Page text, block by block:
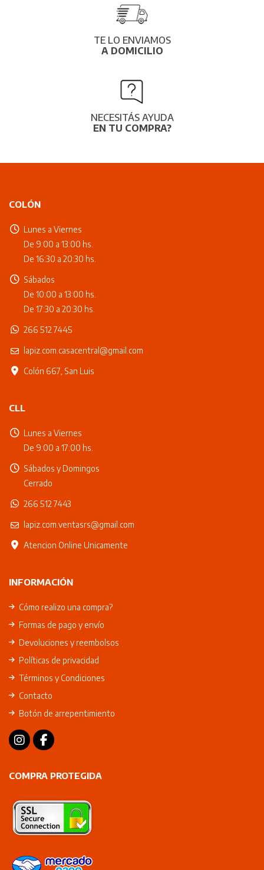
TE LO ENVIAMOS
A DOMICILIO
NECESITÁS AYUDA
EN TU COMPRA?
COLÓN
Lunes a Viernes
De 9:00 a 13:00 hs.
De 16:30 a 20:30 hs.
Sábados
De 10:00 a 13:00 hs.
De 17:30 a 20:30 hs.
266 512 7445
lapiz.com.casacentral@gmail.com
Colón 667, San Luis
CLL
Lunes a Viernes
De 9:00 a 17:00 hs.
Sábados y Domingos
Cerrado
266 512 7443
lapiz.com.ventasrs@gmail.com
Atencion Online Unicamente
INFORMACIÓN
Cómo realizo una compra?
Formas de pago y envío
Devoluciones y reembolsos
Políticas de privacidad
Términos y Condiciones
Contacto
Botón de arrepentimiento
COMPRA PROTEGIDA